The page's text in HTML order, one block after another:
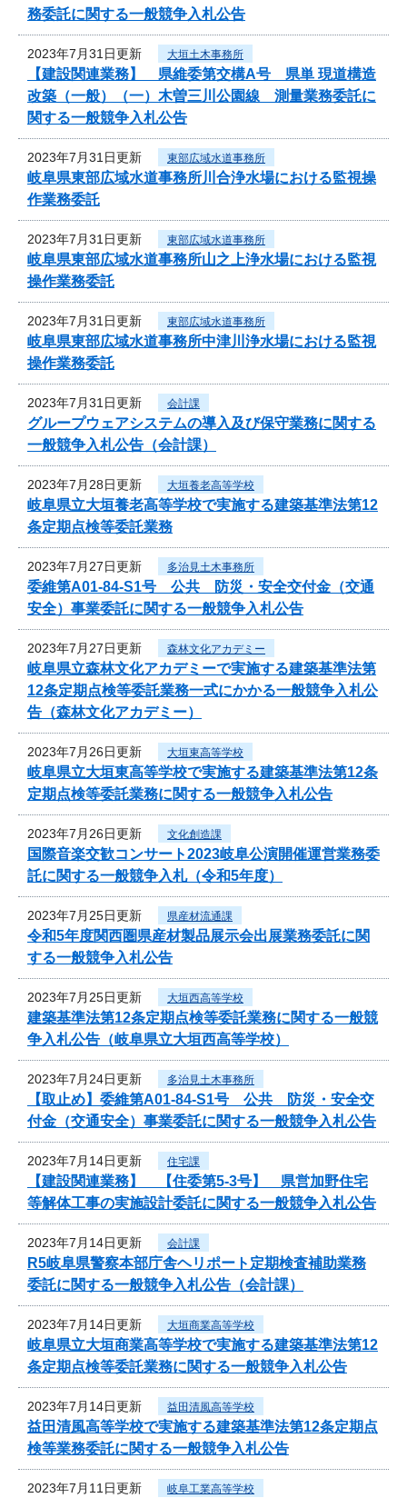
務委託に関する一般競争入札公告
2023年7月31日更新 大垣土木事務所
【建設関連業務】 県維委第交構A号 県単 現道構造
改築（一般）（一）木曽三川公園線 測量業務委託に
関する一般競争入札公告
2023年7月31日更新 東部広域水道事務所
岐阜県東部広域水道事務所川合浄水場における監視操
作業務委託
2023年7月31日更新 東部広域水道事務所
岐阜県東部広域水道事務所山之上浄水場における監視
操作業務委託
2023年7月31日更新 東部広域水道事務所
岐阜県東部広域水道事務所中津川浄水場における監視
操作業務委託
2023年7月31日更新 会計課
グループウェアシステムの導入及び保守業務に関する
一般競争入札公告（会計課）
2023年7月28日更新 大垣養老高等学校
岐阜県立大垣養老高等学校で実施する建築基準法第12
条定期点検等委託業務
2023年7月27日更新 多治見土木事務所
委維第A01-84-S1号 公共 防災・安全交付金（交通
安全）事業委託に関する一般競争入札公告
2023年7月27日更新 森林文化アカデミー
岐阜県立森林文化アカデミーで実施する建築基準法第
12条定期点検等委託業務一式にかかる一般競争入札公
告（森林文化アカデミー）
2023年7月26日更新 大垣東高等学校
岐阜県立大垣東高等学校で実施する建築基準法第12条
定期点検等委託業務に関する一般競争入札公告
2023年7月26日更新 文化創造課
国際音楽交歓コンサート2023岐阜公演開催運営業務委
託に関する一般競争入札（令和5年度）
2023年7月25日更新 県産材流通課
令和5年度関西圏県産材製品展示会出展業務委託に関
する一般競争入札公告
2023年7月25日更新 大垣西高等学校
建築基準法第12条定期点検等委託業務に関する一般競
争入札公告（岐阜県立大垣西高等学校）
2023年7月24日更新 多治見土木事務所
【取止め】委維第A01-84-S1号 公共 防災・安全交
付金（交通安全）事業委託に関する一般競争入札公告
2023年7月14日更新 住宅課
【建設関連業務】 【住委第5-3号】 県営加野住宅
等解体工事の実施設計委託に関する一般競争入札公告
2023年7月14日更新 会計課
R5岐阜県警察本部庁舎ヘリポート定期検査補助業務
委託に関する一般競争入札公告（会計課）
2023年7月14日更新 大垣商業高等学校
岐阜県立大垣商業高等学校で実施する建築基準法第12
条定期点検等委託業務に関する一般競争入札公告
2023年7月14日更新 益田清風高等学校
益田清風高等学校で実施する建築基準法第12条定期点
検等業務委託に関する一般競争入札公告
2023年7月11日更新 岐阜工業高等学校